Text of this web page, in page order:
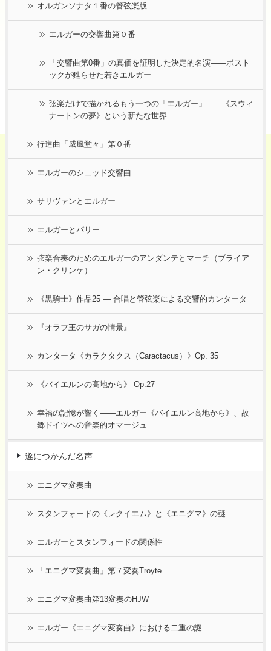
オルガンソナタ１番の管弦楽版
エルガーの交響曲第０番
「交響曲第0番」の真価を証明した決定的名演――ボスト
ックが甦らせた若きエルガー
弦楽だけで描かれるもう一つの「エルガー」――《スウィ
ナートンの夢》という新たな世界
行進曲「威風堂々」第０番
エルガーのシェッド交響曲
サリヴァンとエルガー
エルガーとパリー
弦楽合奏のためのエルガーのアンダンテとマーチ（ブライア
ン・クリンケ）
《黒騎士》作品25 ― 合唱と管弦楽による交響的カンタータ
『オラフ王のサガの情景』
カンタータ《カラクタクス（Caractacus）》Op. 35
《バイエルンの高地から》 Op.27
幸福の記憶が響く――エルガー《バイエルン高地から》、故
郷ドイツへの音楽的オマージュ
遂につかんだ名声
エニグマ変奏曲
スタンフォードの《レクイエム》と《エニグマ》の謎
エルガーとスタンフォードの関係性
「エニグマ変奏曲」第７変奏Troyte
エニグマ変奏曲第13変奏のHJW
エルガー《エニグマ変奏曲》における二重の謎